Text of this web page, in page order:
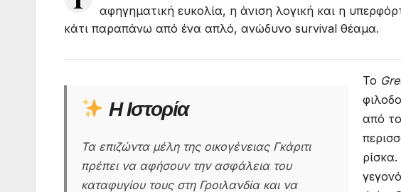
αφηγηματική ευκολία, η άνιση λογική και η
κάτι παραπάνω από ένα απλό, ανώδυνο survival θέαμα.
Η Ιστορία
Τα επιζώντα μέλη της οικογένειας Γκάριτι
πρέπει να αφήσουν την ασφάλεια του
καταφυγίου τους στη Γροιλανδία και να
Το
από